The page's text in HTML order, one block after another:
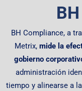
BH Compliance, a
Metrix, mide la
gobierno
administración
tiempo y alinearse a